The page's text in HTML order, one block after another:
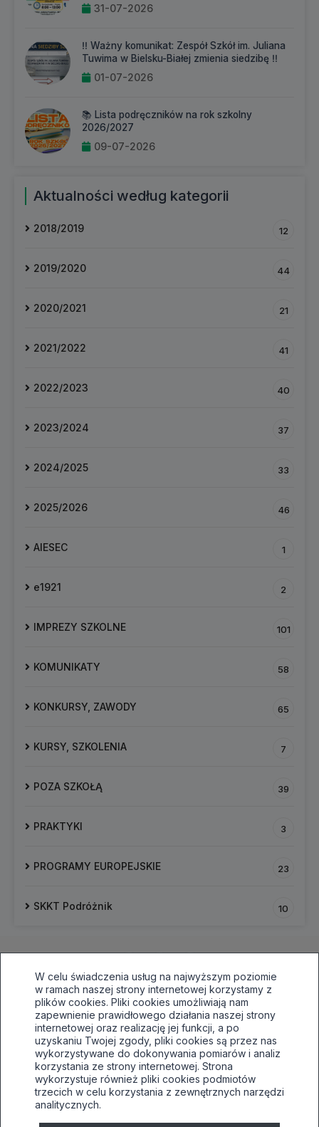
W celu świadczenia usług na najwyższym poziomie
w ramach naszej strony internetowej korzystamy z
plików cookies. Pliki cookies umożliwiają nam
zapewnienie prawidłowego działania naszej strony
internetowej oraz realizację jej funkcji, a po
uzyskaniu Twojej zgody, pliki cookies są przez nas
wykorzystywane do dokonywania pomiarów i analiz
korzystania ze strony internetowej. Strona
wykorzystuje również pliki cookies podmiotów
trzecich w celu korzystania z zewnętrznych narzędzi
analitycznych.
31-07-2026
‼️ Ważny komunikat: Zespół Szkół im. Juliana
Tuwima w Bielsku-Białej zmienia siedzibę ‼️
01-07-2026
📚 Lista podręczników na rok szkolny
2026/2027
09-07-2026
Aktualności według kategorii
2018/2019 12
2019/2020 44
2020/2021 21
2021/2022 41
2022/2023 40
2023/2024 37
2024/2025 33
2025/2026 46
AIESEC 1
e1921 2
IMPREZY SZKOLNE 101
KOMUNIKATY 58
KONKURSY, ZAWODY 65
KURSY, SZKOLENIA 7
POZA SZKOŁĄ 39
PRAKTYKI 3
PROGRAMY EUROPEJSKIE 23
SKKT Podróżnik 10
33 496 81 64,awaryjnie515030138
sekretariat@tuwim.edu.pl
Bielsko-Biała, ul.Filarowa 52
Deklaracja dostępności